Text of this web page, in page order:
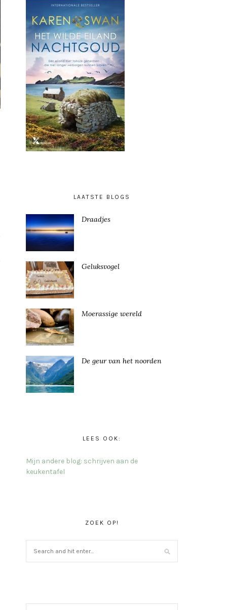
LAATSTE BLOGS
Draadjes
Geluksvogel
Moerassige wereld
De geur van het noorden
LEES OOK:
Mijn andere blog: schrijven aan de
keukentafel
ZOEK OP!